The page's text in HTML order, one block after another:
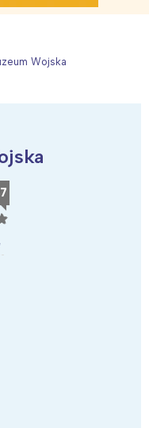
Wojska